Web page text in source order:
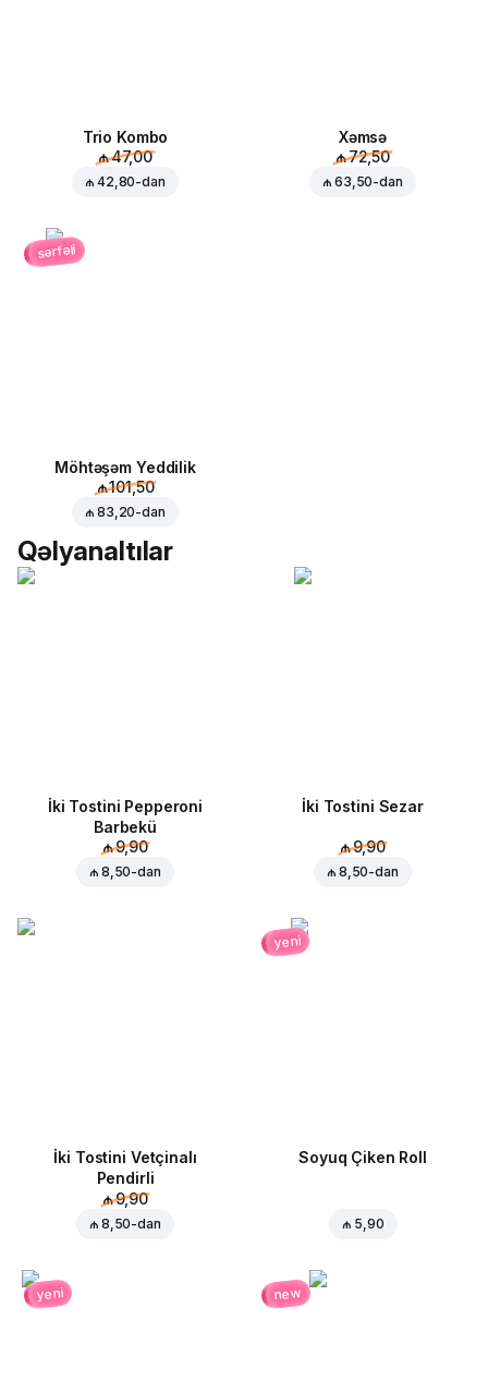
Trio Kombo
₼ 47,00
₼ 42,80-dan
Xəmsə
₼ 72,50
₼ 63,50-dan
sərfəli
Möhtəşəm Yeddilik
₼ 101,50
₼ 83,20-dan
Qəlyanaltılar
İki Tostini Pepperoni
Barbekü
₼ 9,90
₼ 8,50-dan
İki Tostini Sezar
₼ 9,90
₼ 8,50-dan
İki Tostini Vetçinalı
Pendirli
₼ 9,90
₼ 8,50-dan
yeni
Soyuq Çiken Roll
₼ 5,90
yeni new